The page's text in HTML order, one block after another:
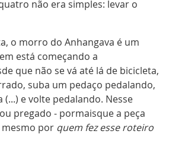
não era simples: levar o
o morro do Anhangava é um
está começando a
que não se vá até lá de bicicleta,
suba um pedaço pedalando,
(...) e volte pedalando. Nesse
pregado - pormaisque a peça
por quem fez esse roteiro